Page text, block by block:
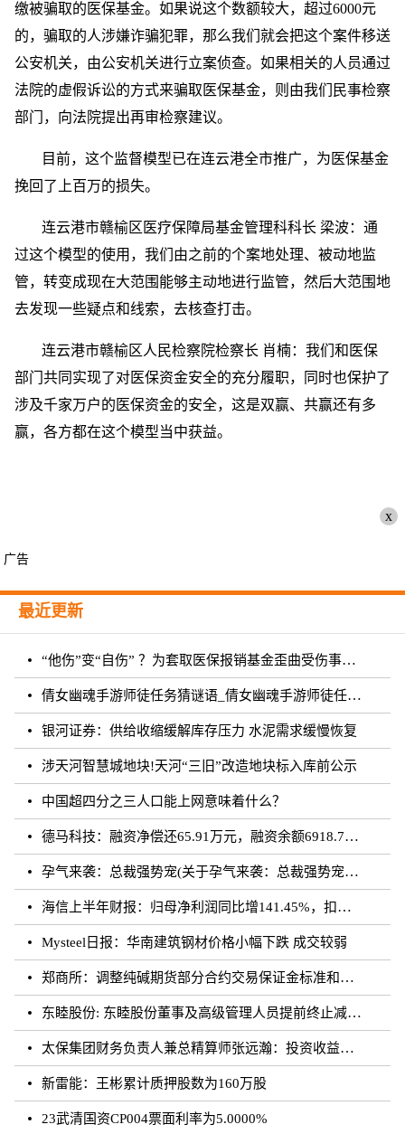
缴被骗取的医保基金。如果说这个数额较大，超过6000元
的，骗取的人涉嫌诈骗犯罪，那么我们就会把这个案件移送
公安机关，由公安机关进行立案侦查。如果相关的人员通过
法院的虚假诉讼的方式来骗取医保基金，则由我们民事检察
部门，向法院提出再审检察建议。
目前，这个监督模型已在连云港全市推广，为医保基金
挽回了上百万的损失。
连云港市赣榆区医疗保障局基金管理科科长 梁波：通
过这个模型的使用，我们由之前的个案地处理、被动地监
管，转变成现在大范围能够主动地进行监管，然后大范围地
去发现一些疑点和线索，去核查打击。
连云港市赣榆区人民检察院检察长 肖楠：我们和医保
部门共同实现了对医保资金安全的充分履职，同时也保护了
涉及千家万户的医保资金的安全，这是双赢、共赢还有多
赢，各方都在这个模型当中获益。
x
广告
最近更新
“他伤”变“自伤” ？为套取医保报销基金歪曲受伤事实 罚！
倩女幽魂手游师徒任务猜谜语_倩女幽魂手游师徒任务猜成语
银河证券：供给收缩缓解库存压力 水泥需求缓慢恢复
涉天河智慧城地块!天河“三旧”改造地块标入库前公示
中国超四分之三人口能上网意味着什么？
德马科技：融资净偿还65.91万元，融资余额6918.76万元（08-28）
孕气来袭：总裁强势宠(关于孕气来袭：总裁强势宠简述)
海信上半年财报：归母净利润同比增141.45%，扣非归母净利润同比增195.10%
Mysteel日报：华南建筑钢材价格小幅下跌 成交较弱
郑商所：调整纯碱期货部分合约交易保证金标准和涨跌停板幅度
东睦股份: 东睦股份董事及高级管理人员提前终止减持计划暨减持股份结果公告
太保集团财务负责人兼总精算师张远瀚：投资收益率不存在利差损风险，长期仍向好
新雷能：王彬累计质押股数为160万股
23武清国资CP004票面利率为5.0000%